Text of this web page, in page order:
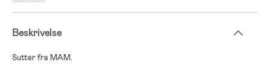
Beskrivelse
Sutter fra MAM.